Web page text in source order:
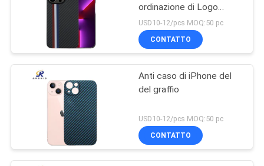
ordinazione di Logo
Minimalist
USD10-12/pcs MOQ:50 pc
CONTATTO
Anti caso di iPhone del
del graffio
USD10-12/pcs MOQ:50 pc
CONTATTO